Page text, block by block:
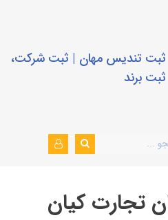
ثبت تندیس مهان | ثبت شرکت،
ثبت برند
تجارت كيان